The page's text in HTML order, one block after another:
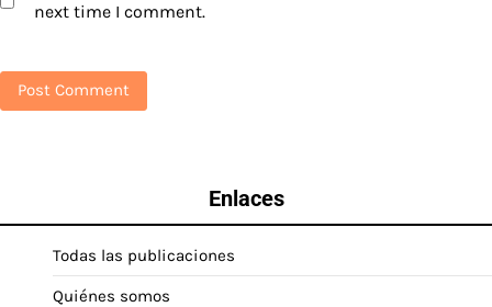
next time I comment.
Enlaces
Todas las publicaciones
Quiénes somos